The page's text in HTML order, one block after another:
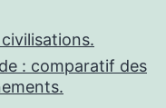
: comparatif des